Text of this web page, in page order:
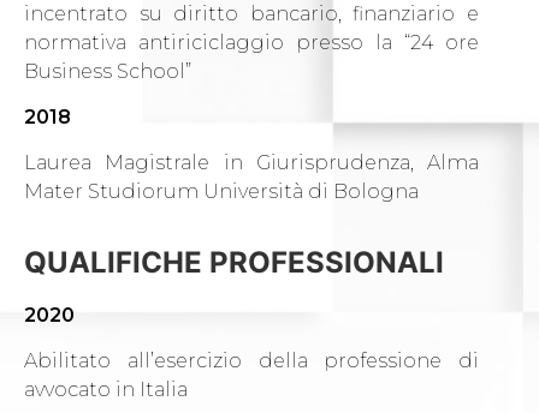
incentrato su diritto bancario, finanziario e
normativa antiriciclaggio presso la “24 ore
Business School”
2018
Laurea Magistrale in Giurisprudenza, Alma
Mater Studiorum Università di Bologna
QUALIFICHE PROFESSIONALI
2020
Abilitato all’esercizio della professione di
avvocato in Italia